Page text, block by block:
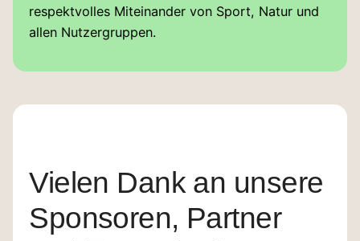
respektvolles Miteinander von Sport, Natur und
allen Nutzergruppen.
Vielen Dank an unsere
Sponsoren, Partner